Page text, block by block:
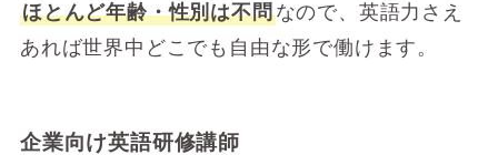
ほとんど年齢・性別は不問なので、英語力さえ
あれば世界中どこでも自由な形で働けます。
企業向け英語研修講師